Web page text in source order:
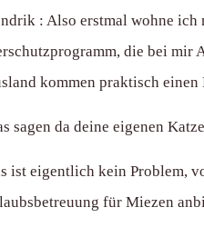
: Also erstmal wohne ich
die bei mir
kommen praktisch
sagen da deine eigenen
ist eigentlich kein Problem,
für Miezen